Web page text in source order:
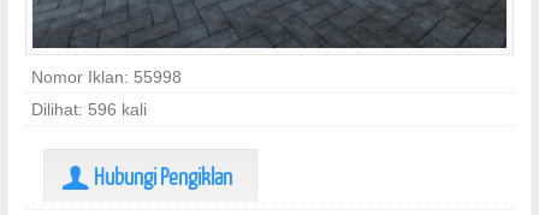
Nomor Iklan: 55998
Dilihat: 596 kali
U Hubungi Pengiklan